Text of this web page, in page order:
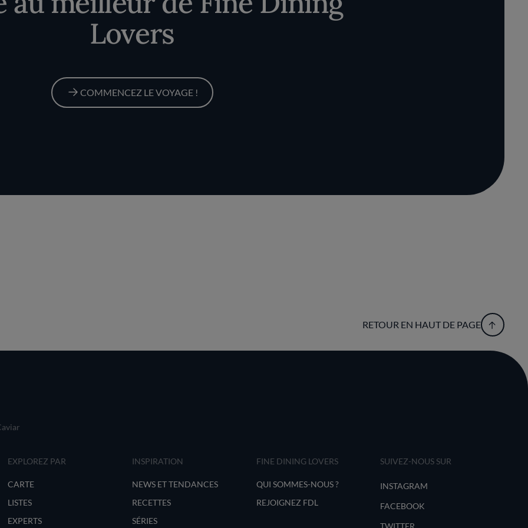
Lovers
COMMENCEZ LE VOYAGE !
RETOUR EN HAUT DE PAGE
EXPLOREZ PAR
CARTE
LISTES
EXPERTS
INSPIRATION
NEWS ET TENDANCES
RECETTES
SÉRIES
FINE DINING LOVERS
QUI SOMMES-NOUS ?
REJOIGNEZ FDL
SUIVEZ-NOUS SUR
INSTAGRAM
FACEBOOK
TWITTER